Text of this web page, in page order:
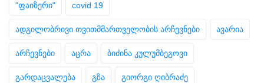
"ფაიზერი" covid 19
ადგილობრივი თვითმმართველობის არჩევნები ავარია
არჩევნები აცრა ბიძინა კულუმბეგოვი
გარდაცვალება გზა გიორგი ღიბრაძე